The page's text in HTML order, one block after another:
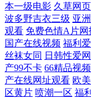
字幕 51青草视频在线
方 a片资源吧 AV影音
自拍区 国产超碰人
本一级电影 久草网页
波多野吉衣三级 亚
观看 免费色情A片网
国产在线视频 福利
丝袜女同 日韩性爱
产99不卡 66精品视频
产在线网址观看 欧
区黄片 喷潮一区 福